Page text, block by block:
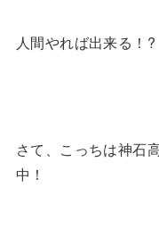
人間やれば出来る！?
さて、こっちは神石
中！